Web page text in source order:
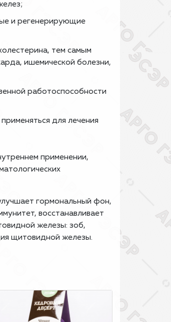
и регенерирующие
тем самым
ишемической болезни,
работоспособности
для лечения
применении,
гормональный фон,
восстанавливает
железы: зоб,
щитовидной железы.